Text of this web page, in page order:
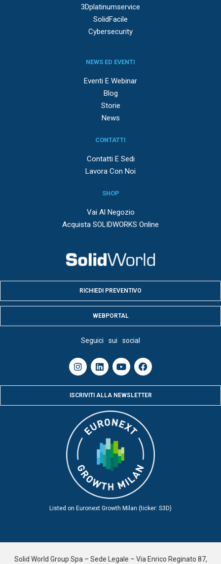
3Dplatinumservice
SolidFacile
Cybersecurity
NEWS ED EVENTI
Eventi E Webinar
Blog
Storie
News
CONTATTI
Contatti E Sedi
Lavora Con Noi
SHOP
Vai Al Negozio
Acquista SOLIDWORKS Online
RICHIEDI PREVENTIVO
WEBPORTAL
Seguici sui social
ISCRIVITI ALLA NEWSLETTER
Listed on Euronext Growth Milan (ticker: S3D)
Solid World Group Spa – Sede Legale – Via Enrico Reginato 87,